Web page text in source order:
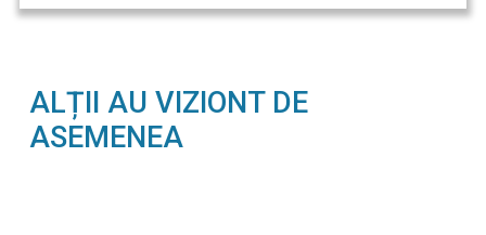
ALȚII AU VIZIONT DE
ASEMENEA